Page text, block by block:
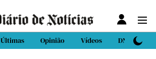
Últimas Opinião Vídeos DN Sport